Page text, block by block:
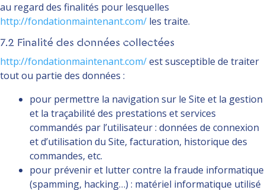
au regard des finalités pour lesquelles
http://fondationmaintenant.com/ les traite.
7.2 Finalité des données collectées
http://fondationmaintenant.com/est susceptible de traiter
tout ou partie des données :
pour permettre la navigation sur le Site et la gestion
et la traçabilité des prestations et services
commandés par l’utilisateur : données de connexion
et d’utilisation du Site, facturation, historique des
commandes, etc.
pour prévenir et lutter contre la fraude informatique
(spamming, hacking…) : matériel informatique utilisé